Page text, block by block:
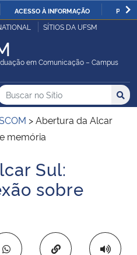
IR
PARA
O
ACESSO À INFORMAÇÃO
SÍTIOS DA UFSM
em Comunicação – Campus
Sítio no no Sítio
>Abertura da Alcar
memória
Sul:
sobre
Copiar para área